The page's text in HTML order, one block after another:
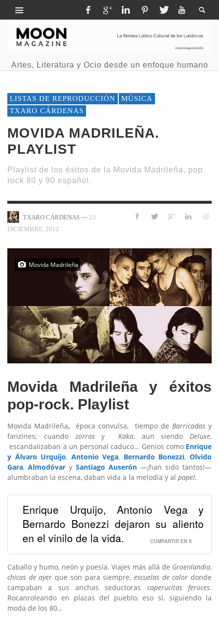
Artes, Literatura y Ocio desde un enfoque humano
LISTAS DE REPRODUCCIÓN
MÚSICA
TXARO CÁRDENAS
MOVIDA MADRILEÑA.
PLAYLIST
Playlist de los éxitos de la Movida Madrileña, pop
rock 80 y 90 español.
TXARO CÁRDENAS — 23
DICIEMBRE, 2012
Movida Madrileña
Movida Madrileña y éxitos
pop-rock. Playlist
Movida Madrileña, época convulsa, tiempo de Barricadasy
fanzines; cuando zorrasy Kaka, aun siendo Deluxe,
escandalizaban a un personal caduco… Genios como Enrique
y Álvaro Urquijo, Antonio Vega, Bernardo Bonezzi,Olvido
Gara, Almodóvar y Santiago Auserón —¡han sido tantos!—
alumbraban la escena, daban vida a la melodía y al papel.
Enrique Urquijo, Antonio Vega y
Bernardo Bonezzi dejaron su aliento
en el vinilo de la vida.
COMPARTIR EN X
Caballo y humo, neón y poesía. Viajes más allá de Groenlandia,
chicas de ayer que son para siempre, escuelas de calor donde
campaban a sus anchas seductoras caperucitas feroces.
Rocanroleando en plazas del pueblo, eso sí, siguiendo la
moda de los 80…